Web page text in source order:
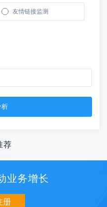
友情链接监测
荐
业务增长
册